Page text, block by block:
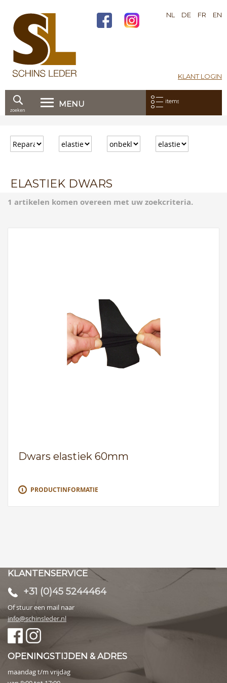
KLANT LOGIN
NL DE FR EN
MENU Mijn bestelling:
items
door
naar
zoeken
ELASTIEK DWARS
1 artikelen komen overeen met uw zoekcriteria.
Dwars elastiek 60mm
PRODUCTINFORMATIE
KLANTENSERVICE
+31 (0)45 5244464
Of stuur een mail naar
info@schinsleder.nl
OPENINGSTIJDEN & ADRES
maandag t/m vrijdag